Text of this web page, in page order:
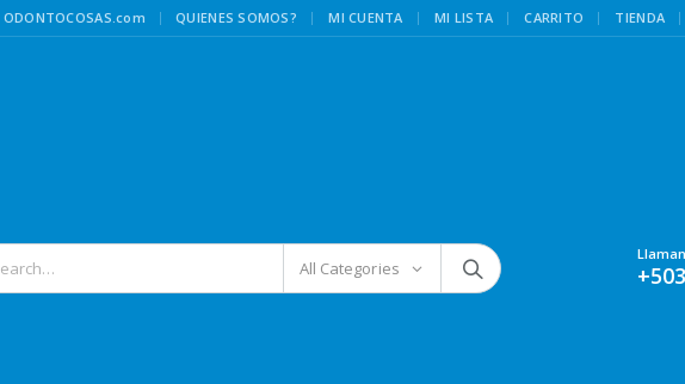
| QUIENES SOMOS? MI CUENTA MI LISTA CARRITO TIENDA
All Categories